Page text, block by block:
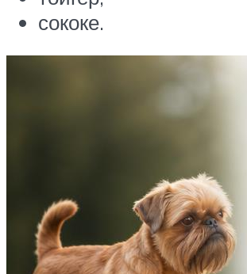
сококе.